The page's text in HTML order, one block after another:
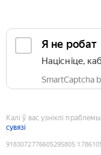
Я не робат
Націсніце,
SmartCaptcha
Калі ў вас узніклі
сувязі
9183072776605295805: